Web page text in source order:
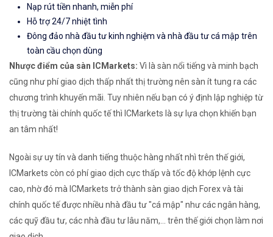
Nạp rút tiền nhanh, miễn phí
Hỗ trợ 24/7 nhiệt tình
Đông đảo nhà đầu tư kinh nghiệm và nhà đầu tư cá mập trên
toàn cầu chọn dùng
Nhược điểm của sàn ICMarkets: Vì là sàn nổi tiếng và minh bạch
cũng như phí giao dịch thấp nhất thị trường nên sàn ít tung ra các
chương trình khuyến mãi. Tuy nhiên nếu bạn có ý định lập nghiệp từ
thị trường tài chính quốc tế thì ICMarkets là sự lựa chọn khiến bạn
an tâm nhất!
Ngoài sự uy tín và danh tiếng thuộc hàng nhất nhì trên thế giới,
ICMarkets còn có phí giao dịch cực thấp và tốc độ khớp lệnh cực
cao, nhờ đó mà ICMarkets trở thành sàn giao dịch Forex và tài
chính quốc tế được nhiều nhà đầu tư "cá mập" như các ngân hàng,
các quỹ đầu tư, các nhà đầu tư lâu năm,... trên thế giới chọn làm nơi